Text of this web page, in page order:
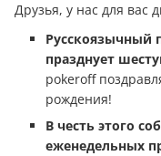
Друзья, у нас для вас
Русскоязычный
празднует
pokeroff
рождения!
В честь этого
еженедельных